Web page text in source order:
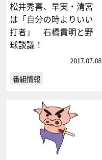
松井秀喜、早実・清宮
は「自分の時よりいい
打者」 石橋貴明と野
球談議！
2017.07.08
番組情報